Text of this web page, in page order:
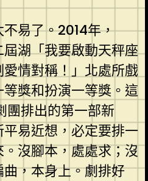
易了。2014年，
湖「我要啟動天秤座
情對稱！」北處所戲
獎和扮演一等獎。這
團排出的第一部新
易近想，必定要排一
沒腳本，處處求；沒
，本身上。劇排好